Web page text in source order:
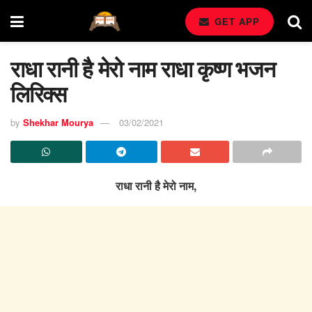
GET APP
राधा रानी है मेरो नाम राधा कृष्ण भजन
लिरिक्स
by Shekhar Mourya 03/02/2021
राधा रानी है मेरो नाम,